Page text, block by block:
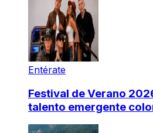
Entérate
Festival de Verano
talento emergente